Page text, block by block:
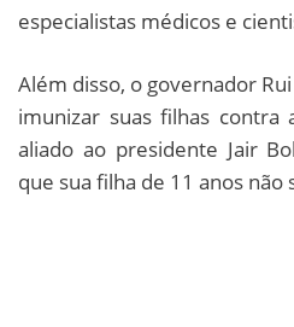
especialistas médicos e
Além disso, o governador
imunizar suas filhas contra
aliado ao presidente Jair
que sua filha de 11 anos não